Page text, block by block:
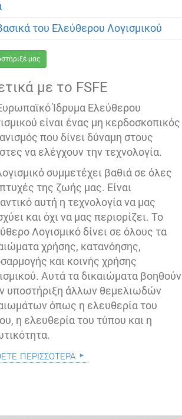
του Ελεύθερου Λογισμικού
μας
με το FSFE
Ίδρυμα Ελεύθερου
είναι ένας μη κερδοσκοπικός
που δίνει δύναμη στους
να ελέγχουν την τεχνολογία.
συμμετέχει βαθιά σε όλες
της ζωής μας. Είναι
αυτή η τεχνολογία να μας
και όχι να μας περιορίζει. Το
Λογισμικό δίνει σε όλους τα
χρήσης, κατανόησης,
και κοινής χρήσης
Αυτά τα δικαιώματα βοηθούν
υποστήριξη άλλων θεμελιωδών
όπως η ελευθερία του
η ελευθερία του τύπου και η
περισσότερα